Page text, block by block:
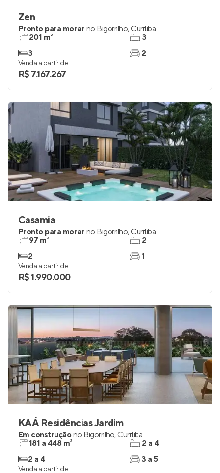
Zen
Pronto para morar no Bigorrilho, Curitiba
201 m²
3
3
2
Venda a partir de
R$ 7.167.267
Casamia
Pronto para morar no Bigorrilho, Curitiba
97 m²
2
2
1
Venda a partir de
R$ 1.990.000
KAÁ Residências Jardim
Em construçãono Bigorrilho, Curitiba
181 a 448 m²
2 a 4
2 a 4
3 a 5
Venda a partir de